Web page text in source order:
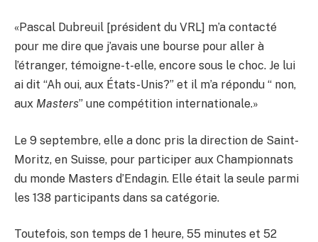
«Pascal Dubreuil [président du VRL] m’a contacté
pour me dire que j’avais une bourse pour aller à
l’étranger, témoigne-t-elle, encore sous le choc. Je lui
ai dit “Ah oui, aux États-Unis?” et il m’a répondu “ non,
aux Masters” une compétition internationale.»
Le 9 septembre, elle a donc pris la direction de Saint-
Moritz, en Suisse, pour participer aux Championnats
du monde Masters d’Endagin. Elle était la seule parmi
les 138 participants dans sa catégorie.
Toutefois, son temps de 1 heure, 55 minutes et 52